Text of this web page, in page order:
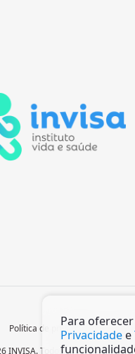
Política de privacidade
INVISA. Todos os direitos
Para
Privacidade e